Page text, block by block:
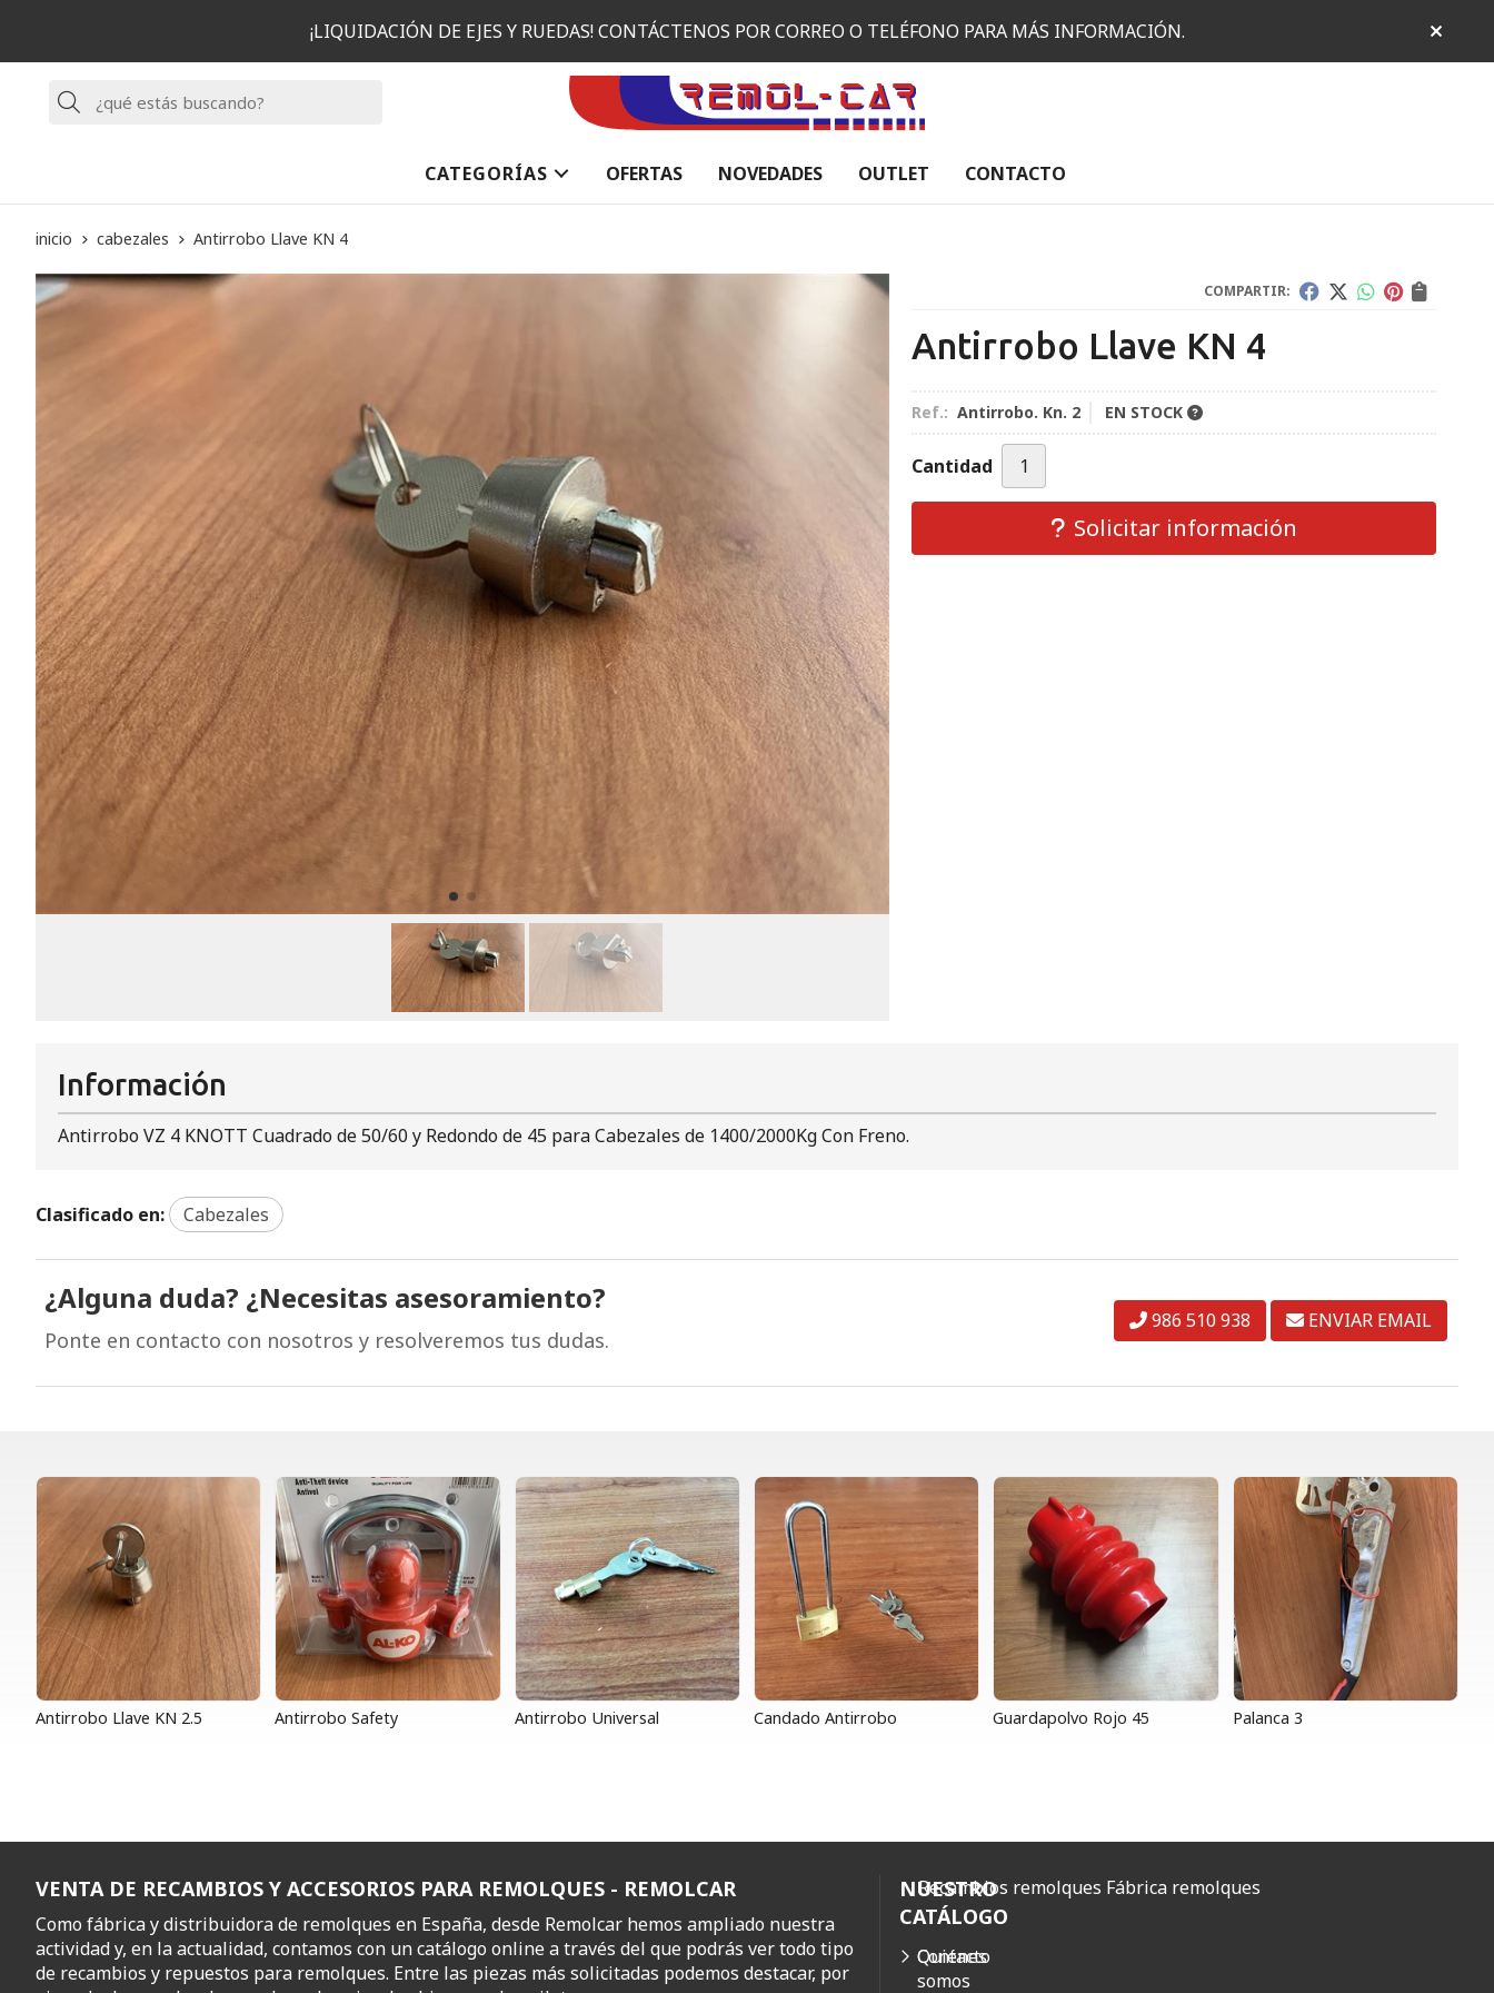
¡LIQUIDACIÓN DE EJES Y RUEDAS! CONTÁCTENOS POR CORREO O TELÉFONO PARA MÁS INFORMACIÓN.
Buscar
CATEGORÍAS OFERTAS NOVEDADES OUTLET CONTACTO
inicio cabezales Antirrobo Llave KN 4
COMPARTIR:
Antirrobo Llave KN 4
Ref.: Antirrobo. Kn. 2 EN STOCK
Cantidad
Solicitar información
Información
Antirrobo VZ 4 KNOTT Cuadrado de 50/60 y Redondo de 45 para Cabezales de 1400/2000Kg Con Freno.
Clasificado en: Cabezales
¿Alguna duda? ¿Necesitas asesoramiento?
Ponte en contacto con nosotros y resolveremos tus dudas.
986 510 938 ENVIAR EMAIL
Antirrobo Llave KN 2.5 Antirrobo Safety Antirrobo Universal Candado Antirrobo Guardapolvo Rojo 45 Palanca 3
VENTA DE RECAMBIOS Y ACCESORIOS PARA REMOLQUES - REMOLCAR
Como fábrica y distribuidora de remolques en España, desde Remolcar hemos ampliado nuestra
actividad y, en la actualidad, contamos con un catálogo online a través del que podrás ver todo tipo
de recambios y repuestos para remolques. Entre las piezas más solicitadas podemos destacar, por
NUESTRO
CATÁLOGO
Quiénes
somos
Contacto
Recambios remolques Fábrica remolques